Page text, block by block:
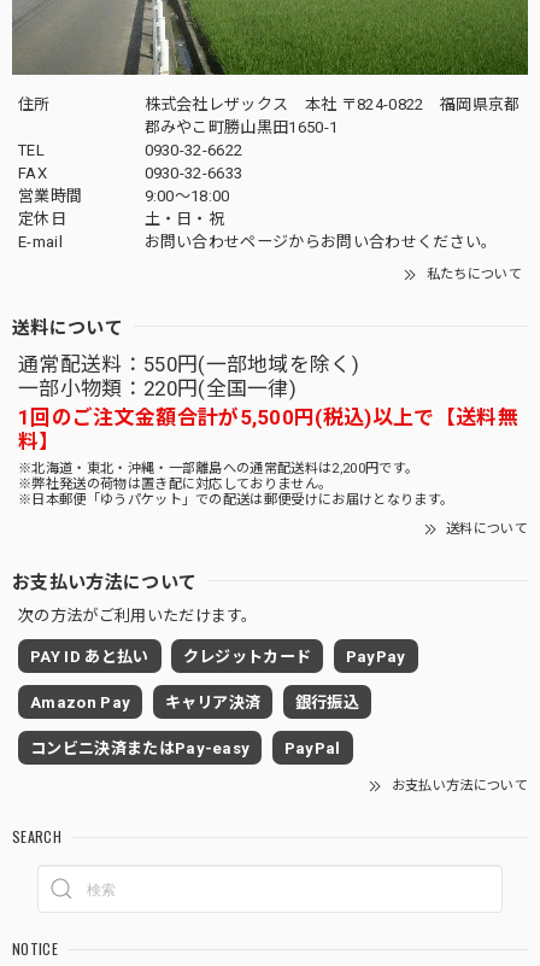
住所
株式会社レザックス 本社 〒824-0822 福岡県京都
郡みやこ町勝山黒田1650-1
TEL
0930-32-6622
FAX
0930-32-6633
営業時間
9:00〜18:00
定休日
土・日・祝
E-mail
お問い合わせページからお問い合わせください。
私たちについて
送料について
通常配送料：550円(一部地域を除く)
一部小物類：220円(全国一律)
1回のご注文金額合計が5,500円(税込)以上で【送料無
料】
※北海道・東北・沖縄・一部離島への通常配送料は2,200円です。
※弊社発送の荷物は置き配に対応しておりません。
※日本郵便「ゆうパケット」での配送は郵便受けにお届けとなります。
送料について
お支払い方法について
次の方法がご利用いただけます。
PAY ID あと払い クレジットカード PayPay
Amazon Pay キャリア決済 銀行振込
コンビニ決済またはPay-easy PayPal
お支払い方法について
SEARCH
NOTICE